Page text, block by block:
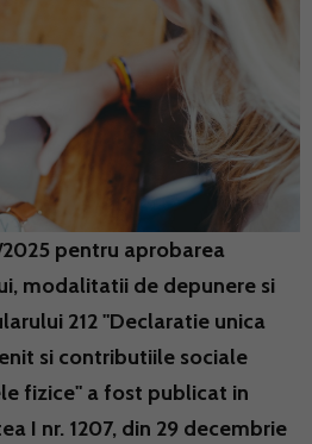
2025 pentru aprobarea
modalitatii de depunere si
212 "Declaratie unica
si contributiile sociale
fizice" a fost publicat in
I nr. 1207, din 29 decembrie